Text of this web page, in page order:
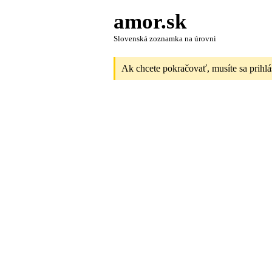
amor.sk
Slovenská zoznamka na úrovni
Ak chcete pokračovať, musíte sa